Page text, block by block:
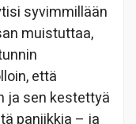
syvimmillään
muistuttaa,
että
ja sen kestettyä
paniikkia – ja